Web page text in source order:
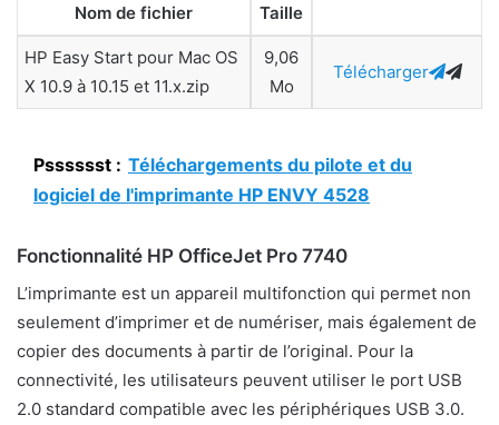
Nom de fichier Taille
HP Easy Start pour Mac OS
X 10.9 à 10.15 et 11.x.zip
9,06
Mo
Télécharger
Psssssst : Téléchargements du pilote et du
logiciel de l'imprimante HP ENVY 4528
Fonctionnalité HP OfficeJet Pro 7740
L’imprimante est un appareil multifonction qui permet non
seulement d’imprimer et de numériser, mais également de
copier des documents à partir de l’original. Pour la
connectivité, les utilisateurs peuvent utiliser le port USB
2.0 standard compatible avec les périphériques USB 3.0.